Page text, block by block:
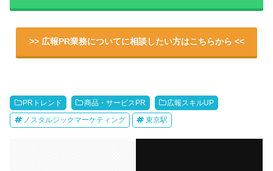
>> 広報PR業務についてに相談したい方はこちらから <<
PRトレンド 商品・サービスPR 広報スキルUP
ノスタルジックマーケティング 東京駅